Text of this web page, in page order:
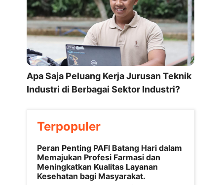
Apa Saja Peluang Kerja Jurusan Teknik
Industri di Berbagai Sektor Industri?
Terpopuler
Peran Penting PAFI Batang Hari dalam
Memajukan Profesi Farmasi dan
Meningkatkan Kualitas Layanan
Kesehatan bagi Masyarakat.